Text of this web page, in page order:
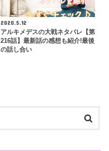
2020.5.12
アルキメデスの大戦ネタバレ【第
216話】最新話の感想も紹介!最後
の話し合い